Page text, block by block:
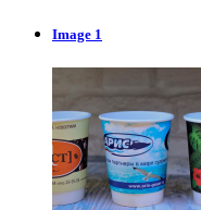
Image 1